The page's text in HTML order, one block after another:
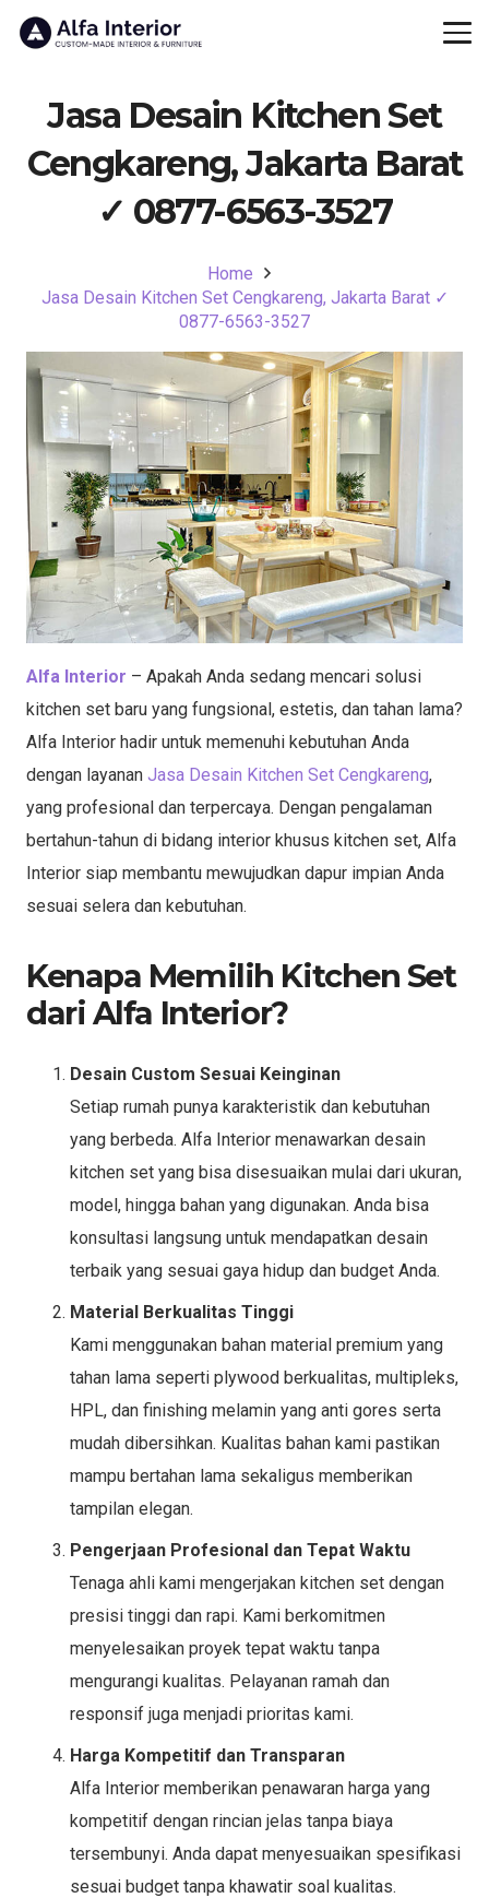
Jasa Desain Kitchen Set
Cengkareng, Jakarta Barat
✓ 0877-6563-3527
Home
Jasa Desain Kitchen Set Cengkareng, Jakarta Barat ✓
0877-6563-3527
Alfa Interior – Apakah Anda sedang mencari solusi
kitchen set baru yang fungsional, estetis, dan tahan lama?
Alfa Interior hadir untuk memenuhi kebutuhan Anda
dengan layanan Jasa Desain Kitchen Set Cengkareng,
yang profesional dan terpercaya. Dengan pengalaman
bertahun-tahun di bidang interior khusus kitchen set, Alfa
Interior siap membantu mewujudkan dapur impian Anda
sesuai selera dan kebutuhan.
Kenapa Memilih Kitchen Set
dari Alfa Interior?
Desain Custom Sesuai Keinginan
Setiap rumah punya karakteristik dan kebutuhan
yang berbeda. Alfa Interior menawarkan desain
kitchen set yang bisa disesuaikan mulai dari ukuran,
model, hingga bahan yang digunakan. Anda bisa
konsultasi langsung untuk mendapatkan desain
terbaik yang sesuai gaya hidup dan budget Anda.
Material Berkualitas Tinggi
Kami menggunakan bahan material premium yang
tahan lama seperti plywood berkualitas, multipleks,
HPL, dan finishing melamin yang anti gores serta
mudah dibersihkan. Kualitas bahan kami pastikan
mampu bertahan lama sekaligus memberikan
tampilan elegan.
Pengerjaan Profesional dan Tepat Waktu
Tenaga ahli kami mengerjakan kitchen set dengan
presisi tinggi dan rapi. Kami berkomitmen
menyelesaikan proyek tepat waktu tanpa
mengurangi kualitas. Pelayanan ramah dan
responsif juga menjadi prioritas kami.
Harga Kompetitif dan Transparan
Alfa Interior memberikan penawaran harga yang
kompetitif dengan rincian jelas tanpa biaya
tersembunyi. Anda dapat menyesuaikan spesifikasi
sesuai budget tanpa khawatir soal kualitas.